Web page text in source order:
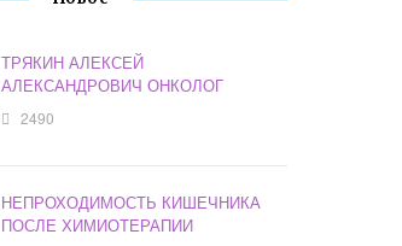
ТРЯКИН АЛЕКСЕЙ
АЛЕКСАНДРОВИЧ ОНКОЛОГ
2490
НЕПРОХОДИМОСТЬ КИШЕЧНИКА
ПОСЛЕ ХИМИОТЕРАПИИ